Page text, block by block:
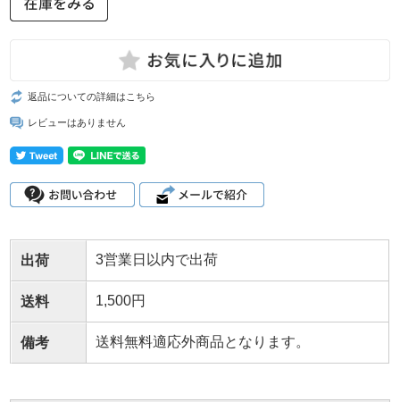
返品についての詳細はこちら
レビューはありません
出荷 3営業日以内で出荷
送料 1,500円
備考 送料無料適応外商品となります。